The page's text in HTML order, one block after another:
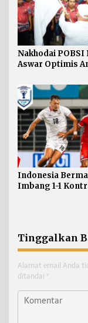
Nakhodai POBSI
Aswar Optimis
Indonesia
Imbang 1-1
Tinggalkan
Alamat email Anda
ditandai *